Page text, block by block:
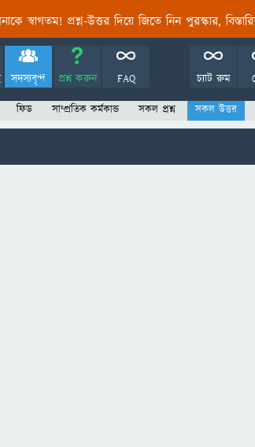
স্বাগতম! প্রশ্ন-উত্তর দিয়ে জিতে নিন পুরস্কার,
সদস্যবৃন্দ প্রশ্ন করুন FAQ চ্যাট রুম
ফিড সাম্প্রতিক কর্মকান্ড সকল প্রশ্ন সকল উত্তর